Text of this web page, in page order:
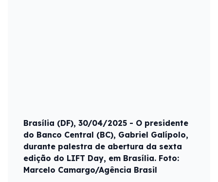
Brasília (DF), 30/04/2025 - O presidente
do Banco Central (BC), Gabriel Galípolo,
durante palestra de abertura da sexta
edição do LIFT Day, em Brasília. Foto:
Marcelo Camargo/Agência Brasil